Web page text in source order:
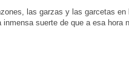
las garzas y las garcetas en
suerte de que a esa hora